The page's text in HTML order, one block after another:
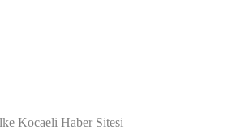
Kocaeli Haber Sitesi